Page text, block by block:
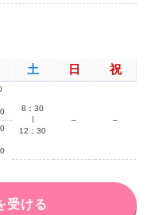
土 日 祝
8：30
12：30
–
–
受ける